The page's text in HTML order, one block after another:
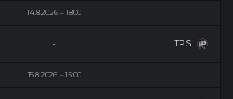
14.8.2026 18:00
TPS
-
15.8.2026 15:00